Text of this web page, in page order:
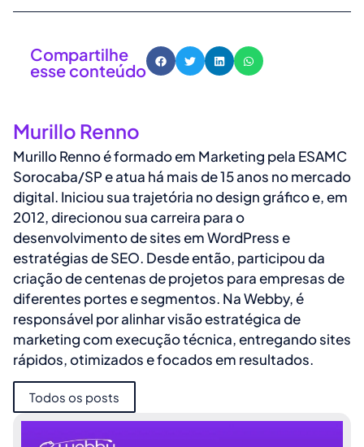
Compartilhe
esse conteúdo
Murillo Renno
Murillo Renno é formado em Marketing pela ESAMC
Sorocaba/SP e atua há mais de 15 anos no mercado
digital. Iniciou sua trajetória no design gráfico e, em
2012, direcionou sua carreira para o
desenvolvimento de sites em WordPress e
estratégias de SEO. Desde então, participou da
criação de centenas de projetos para empresas de
diferentes portes e segmentos. Na Webby, é
responsável por alinhar visão estratégica de
marketing com execução técnica, entregando sites
rápidos, otimizados e focados em resultados.
Todos os posts